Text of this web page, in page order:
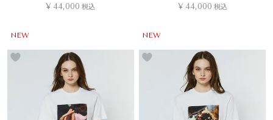
¥ 44,000 税込
¥ 44,000 税込
NEW NEW